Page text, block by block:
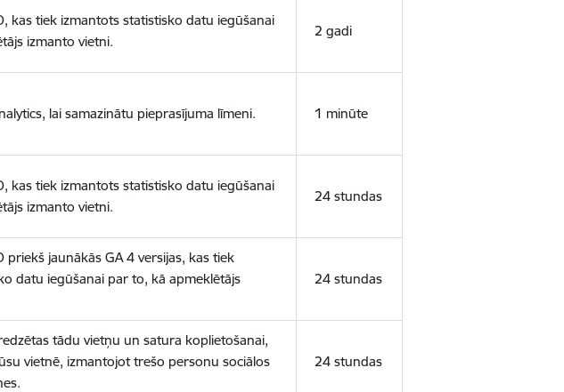
kas tiek izmantots statistisko datu iegūšanai
izmanto vietni.
2 gadi
lai samazinātu pieprasījuma līmeni. 1 minūte
kas tiek izmantots statistisko datu iegūšanai
izmanto vietni.
24 stundas
priekš jaunākās GA 4 versijas, kas tiek
datu iegūšanai par to, kā apmeklētājs
24 stundas
tādu vietņu un satura koplietošanai,
vietnē, izmantojot trešo personu sociālos
24 stundas